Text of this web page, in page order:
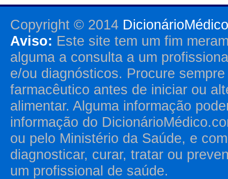
Copyright © 2014
Aviso: Este site tem um fim
alguma a consulta a um
e/ou diagnósticos. Procure
farmacêutico antes de iniciar ou
alimentar. Alguma informação
informação do
ou pelo Ministério da Saúde, e
diagnosticar, curar, tratar ou
um profissional de saúde.